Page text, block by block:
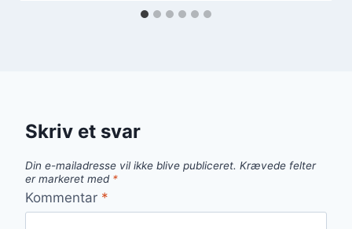
Skriv et svar
Din e-mailadresse vil ikke blive publiceret. Krævede felter
er markeret med *
Kommentar *